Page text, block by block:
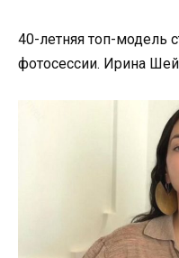
40-летняя топ-модель
фотосессии. Ирина